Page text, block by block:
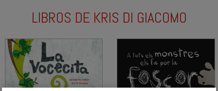
LIBROS DE KRIS DI GIACOMO